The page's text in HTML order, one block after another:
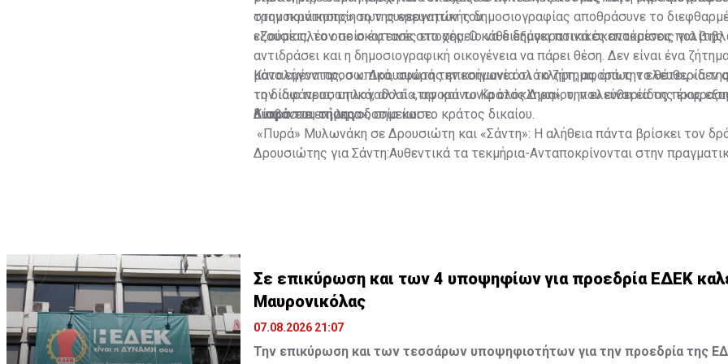
τρομοκράτησης» των συνεργατών του.
στην ποινικοποίηση της ερευνητικής δημοσιογραφίας αποθράσυνε το
εξουσίας, το οποίο έφτασε στο σημείο να διεξάγει ποινικές ανακρίσεις για
«Ζούμε πλέον σε σκοτεινές εποχές. Ο κάθε δημοκρατικά σκεπτόμενος πολίτης
αντιδράσει και η δημοσιογραφική οικογένεια να πάρει θέση. Δεν είναι ένα
μόνο εμένα προσωπικά, αφορά την κοινωνία ολόκληρη, αφορά την ελευθερία
τη διαφάνεια, τη λογοδοσία, αφορά το Κράτος Δικαίου, που είναι είδος προς
Κύπρο του σήμερα», σημείωσε.
Καταλήγοντας, ο κ. Δρουσιώτης επεσήμανε ότι το ζήτημα, όπως το θέτει, «δεν
τον ίδιο προσωπικά, αλλά «την κοινωνία ολόκληρη», την ελευθερία της
διαφάνεια, τη λογοδοσία και το κράτος δικαίου.
Διαβάστε επίσης:
«Πυρά» Μυλωνάκη σε Δρουσιώτη και «Σάντη»: Η αλήθεια πάντα βρίσκει τον
Δρουσιώτης για Σάντη:Αυθεντικά τα τεκμήρια-Ανταποκρίνονται στην
Σε επικύρωση και των 4 υποψηφίων για προεδρία ΕΔΕΚ
Μαυρονικόλας
07.08.2026 21:07
Την επικύρωση και των τεσσάρων υποψηφιοτήτων για την προεδρία της